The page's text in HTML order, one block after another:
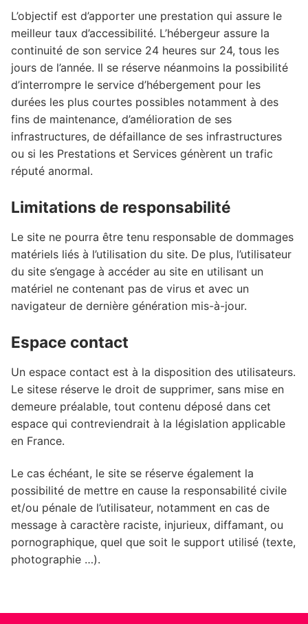
L’objectif est d’apporter une prestation qui assure le
meilleur taux d’accessibilité. L’hébergeur assure la
continuité de son service 24 heures sur 24, tous les
jours de l’année. Il se réserve néanmoins la possibilité
d’interrompre le service d’hébergement pour les
durées les plus courtes possibles notamment à des
fins de maintenance, d’amélioration de ses
infrastructures, de défaillance de ses infrastructures
ou si les Prestations et Services génèrent un trafic
réputé anormal.
Limitations de responsabilité
Le site ne pourra être tenu responsable de dommages
matériels liés à l’utilisation du site. De plus, l’utilisateur
du site s’engage à accéder au site en utilisant un
matériel ne contenant pas de virus et avec un
navigateur de dernière génération mis-à-jour.
Espace contact
Un espace contact est à la disposition des utilisateurs.
Le sitese réserve le droit de supprimer, sans mise en
demeure préalable, tout contenu déposé dans cet
espace qui contreviendrait à la législation applicable
en France.
Le cas échéant, le site se réserve également la
possibilité de mettre en cause la responsabilité civile
et/ou pénale de l’utilisateur, notamment en cas de
message à caractère raciste, injurieux, diffamant, ou
pornographique, quel que soit le support utilisé (texte,
photographie …).